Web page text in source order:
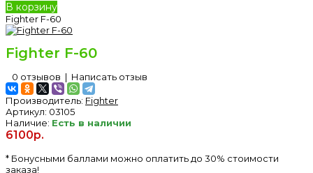
В корзину
Fighter F-60
Fighter F-60
0 отзывов | Написать отзыв
Производитель: Fighter
Артикул: 03105
Наличие: Есть в наличии
6100р.
* Бонусными баллами можно оплатить до 30% стоимости
заказа!